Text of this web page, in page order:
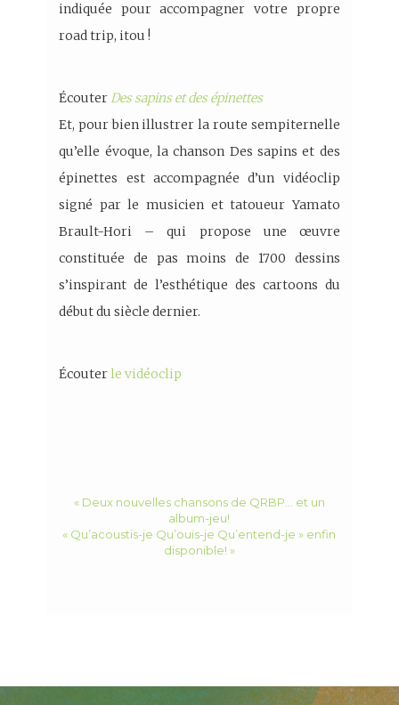
indiquée pour accompagner votre propre
road trip, itou !
ÉcouterDes sapins et des épinettes
Et, pour bien illustrer la route sempiternelle
qu’elle évoque, la chanson Des sapins et des
épinettes est accompagnée d’un vidéoclip
signé par le musicien et tatoueur Yamato
Brault-Hori – qui propose une œuvre
constituée de pas moins de 1700 dessins
s’inspirant de l’esthétique des cartoons du
début du siècle dernier.
Écouterle vidéoclip
« Deux nouvelles chansons de QRBP… et un
album-jeu!
« Qu’acoustis-je Qu’ouïs-je Qu’entend-je » enfin
disponible! »